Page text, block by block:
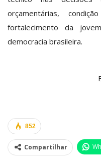
orçamentárias,
fortalecimento da
democracia brasileira.
852
Compartilhar